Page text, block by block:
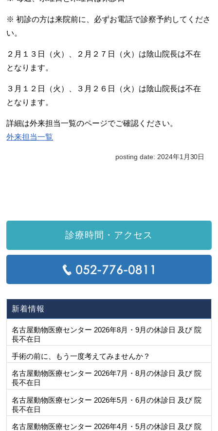
※ 初診の方は来院前に、必ずお電話で診察予約してくださ
い。
２月１３日（火）、２月２７日（火）は陰山院長は不在
となります。
３月１２日（火）、３月２６日（火）は陰山院長は不在
となります。
詳細は外来担当一覧のページでご確認ください。
外来担当一覧
posting date: 2024年1月30日
診療時間・アクセス
新着情報
名古屋動物医療センター 2026年8月・9月の休診日 及び 院
長不在日
手術の前に、もう一度考えてみませんか？
名古屋動物医療センター 2026年7月・8月の休診日 及び 院
長不在日
名古屋動物医療センター 2026年5月・6月の休診日 及び 院
長不在日
名古屋動物医療センター 2026年4月・5月の休診日 及び 院